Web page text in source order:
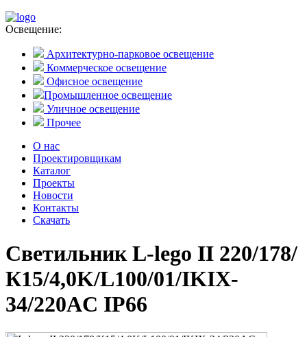
Освещение:
Архитектурно-парковое освещение
Коммерческое освещение
Офисное освещение
Промышленное освещение
Уличное освещение
Прочее
О нас
Проектировщикам
Каталог
Проекты
Новости
Контакты
Скачать
Светильник L-lego II 220/178/
К15/4,0K/L100/01/IKIX-
34/220AC IP66